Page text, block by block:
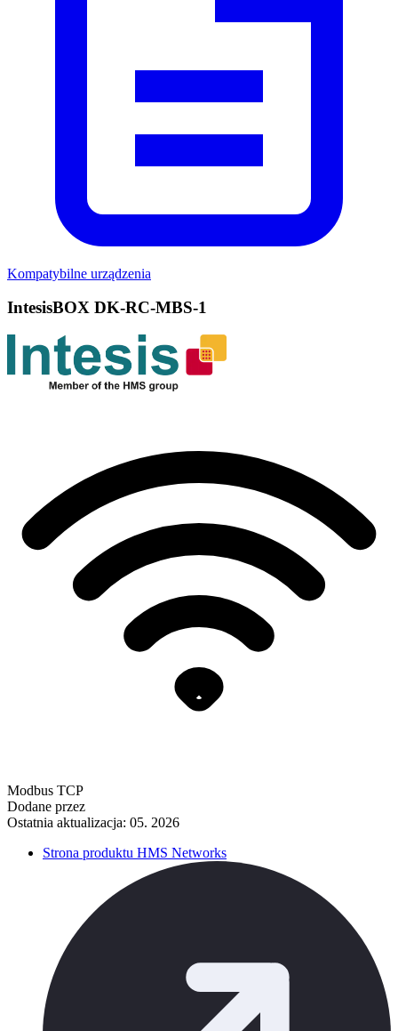
Kompatybilne urządzenia
IntesisBOX DK-RC-MBS-1
Modbus TCP
Dodane przez
Ostatnia aktualizacja: 05. 2026
Strona produktu HMS Networks